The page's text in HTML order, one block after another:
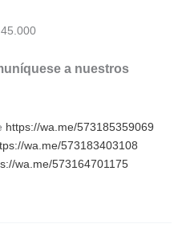
45.000
a nuestros
https://wa.me/573185359069
wa.me/573183403108
wa.me/573164701175